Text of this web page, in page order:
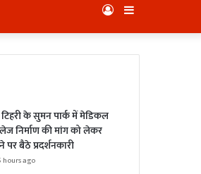
Log
In
के सुमन पार्क में मेडिकल
निर्माण की मांग को लेकर
पर बैठे प्रदर्शनकारी
hours ago